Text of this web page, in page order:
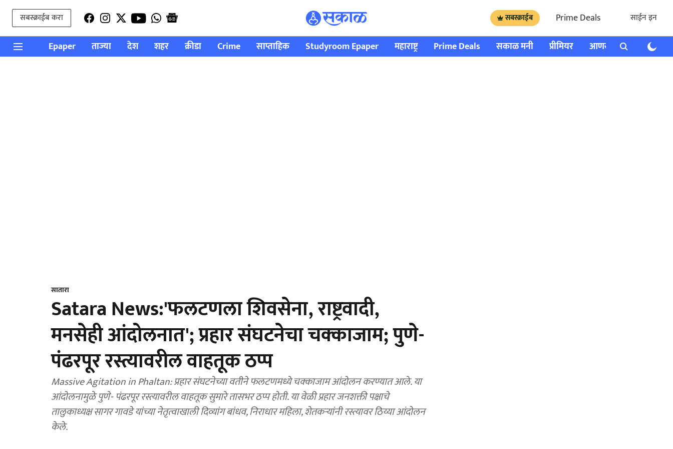
सबस्क्राईब करा सबस्क्राईब Prime Deals साईन इन
Epaper ताज्या देश शहर क्रीडा Crime साप्ताहिक Studyroom Epaper महाराष्ट्र Prime Deals सकाळ मनी प्रीमियर आणखी राशी भविष्य
सातारा
Satara News:'फलटणला शिवसेना, राष्ट्रवादी,
मनसेही आंदोलनात'; प्रहार संघटनेचा चक्काजाम; पुणे-
पंढरपूर रस्त्यावरील वाहतूक ठप्प
Massive Agitation in Phaltan: प्रहार संघटनेच्या वतीने फलटणमध्ये चक्काजाम आंदोलन करण्यात आले. या
आंदोलनामुळे पुणे- पंढरपूर रस्त्यावरील वाहतूक सुमारे तासभर ठप्प होती. या वेळी प्रहार जनशक्ती पक्षाचे
तालुकाध्यक्ष सागर गावडे यांच्या नेतृत्वाखाली दिव्यांग बांधव, निराधार महिला, शेतकऱ्यांनी रस्त्यावर ठिय्या आंदोलन
केले.